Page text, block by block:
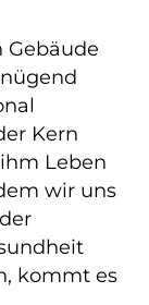
Gebäude
Kern
Leben
wir uns
kommt es